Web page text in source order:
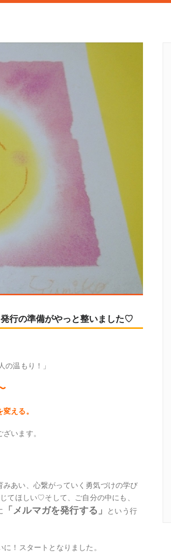
行の準備がやっと整いました♡
温もり！」
える。
います。
あい、心繋がっていく勇気づけの学び
てほしい♡そして、ご自分の中にも、
「メルマガを発行する」 という行
！スタートとなりました。